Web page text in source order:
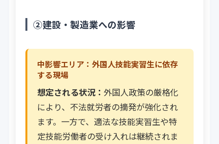
②建設・製造業への影響
中影響エリア：外国人技能実習生に依存
する現場
想定される状況：外国人政策の厳格化
により、不法就労者の摘発が強化され
ます。一方で、適法な技能実習生や特
定技能労働者の受け入れは継続されま